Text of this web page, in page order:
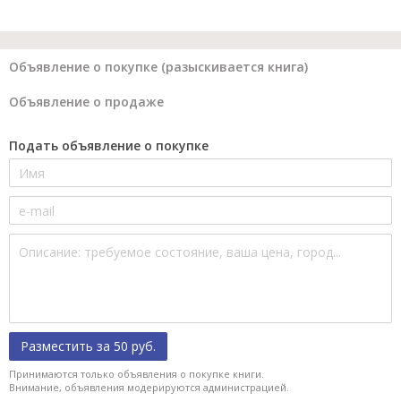
Объявление о покупке (разыскивается книга)
Объявление о продаже
Подать объявление о покупке
Разместить за 50 руб.
Принимаются только объявления о покупке книги.
Внимание, объявления модерируются администрацией.